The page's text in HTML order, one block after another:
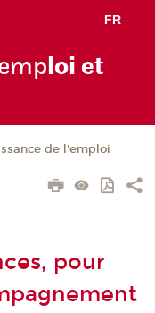
FR
loi et
de l'emploi
pour